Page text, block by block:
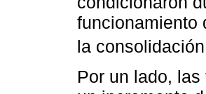
funcionamiento
la
Por un lado,